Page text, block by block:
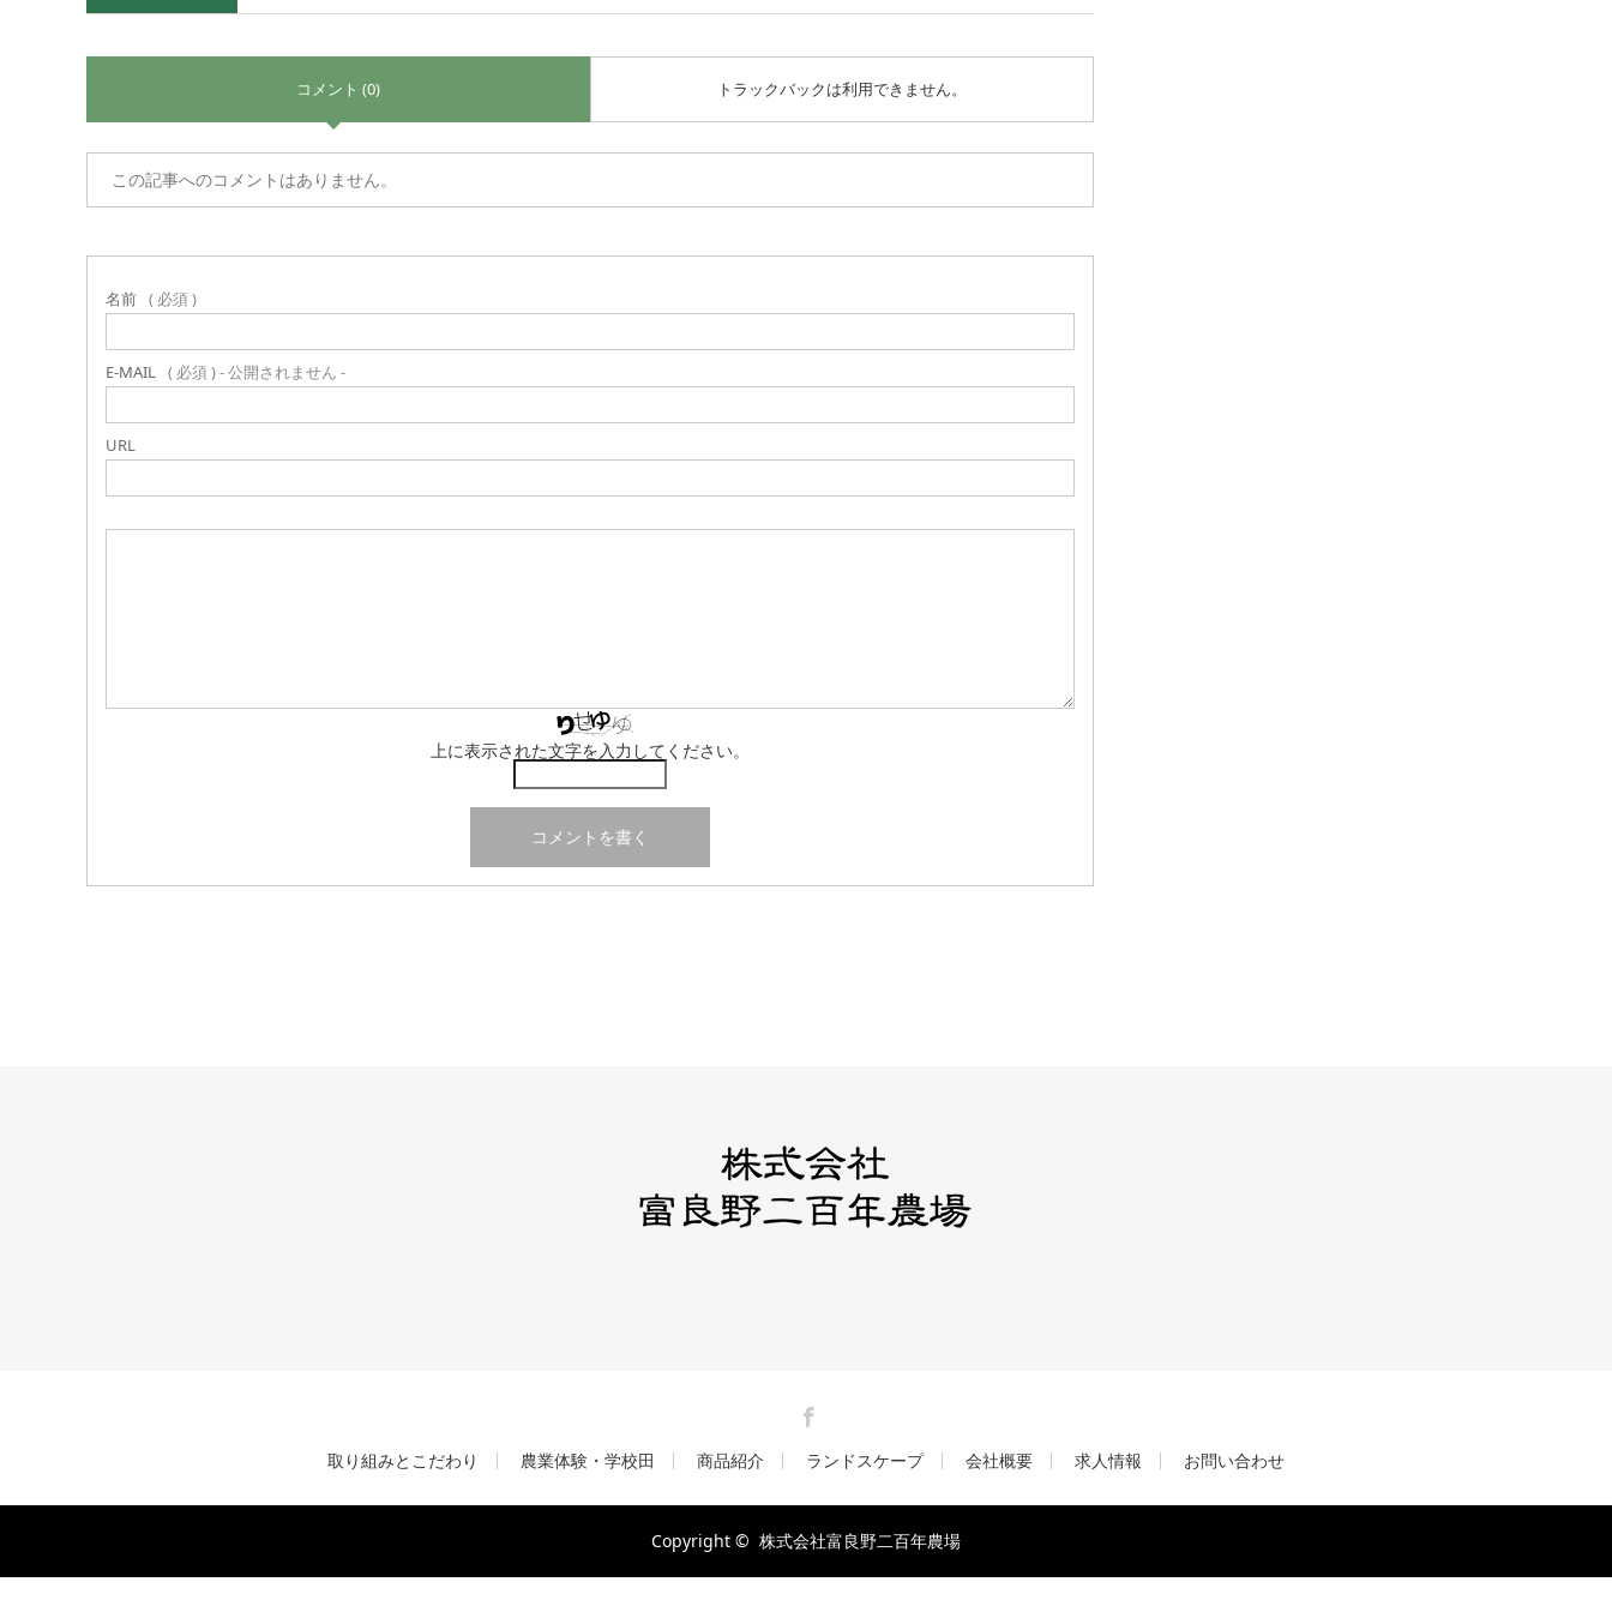
コメント (0) トラックバックは利用できません。
この記事へのコメントはありません。
名前 ( 必須 )
E-MAIL ( 必須 ) - 公開されません -
URL
上に表示された文字を入力してください。
取り組みとこだわり 農業体験・学校田 商品紹介 ランドスケープ 会社概要 求人情報 お問い合わせ
Copyright © 株式会社富良野二百年農場